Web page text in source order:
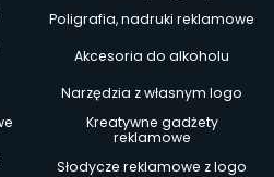
Poligrafia, nadruki reklamowe
Akcesoria do alkoholu
Narzędzia z własnym logo
Kreatywne gadżety
reklamowe
Słodycze reklamowe z logo